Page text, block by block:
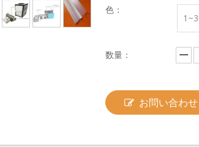
色：
数量：
お問い合わせ